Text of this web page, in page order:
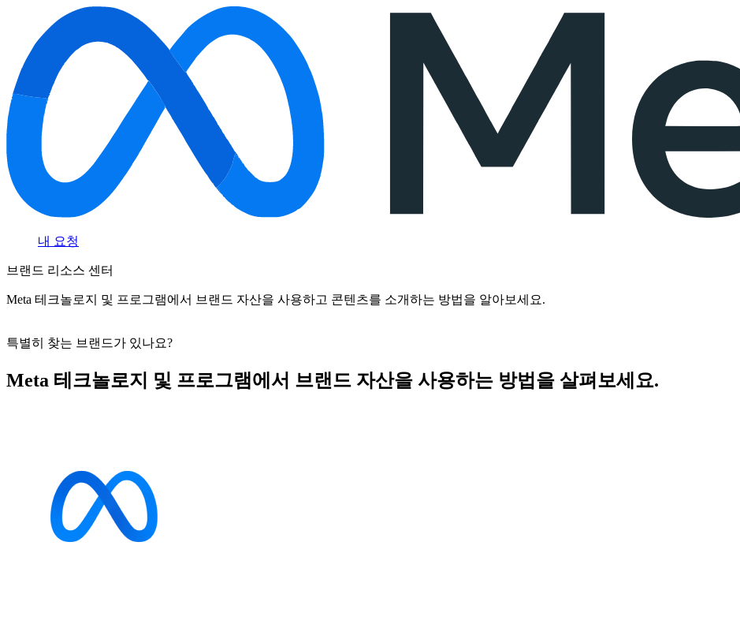
내 요청
브랜드 리소스 센터
Meta 테크놀로지 및 프로그램에서 브랜드 자산을 사용하고 콘텐츠를 소개하는 방법을 알아보세요.
특별히 찾는 브랜드가 있나요?
Meta 테크놀로지 및 프로그램에서 브랜드 자산을 사용하는 방법을 살펴보세요.